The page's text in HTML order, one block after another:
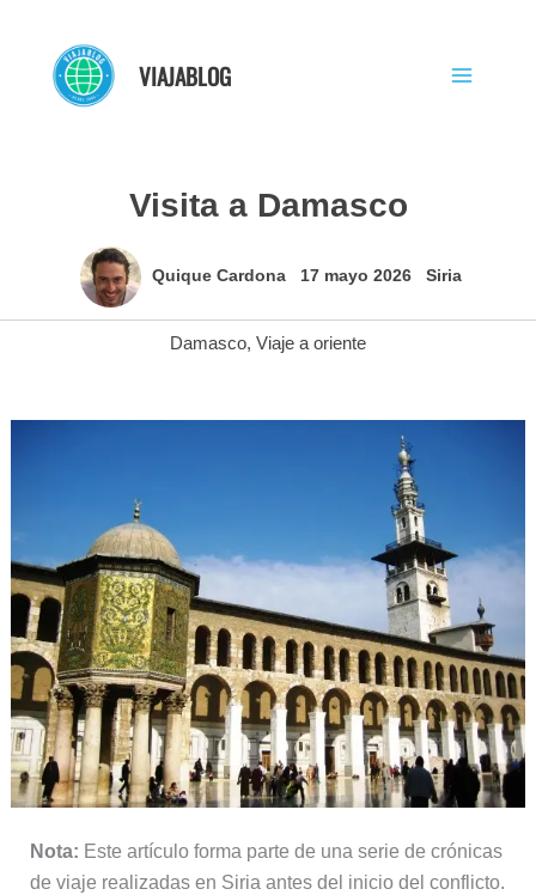
contenido
VIAJABLOG
Visita a Damasco
Quique Cardona 17 mayo 2026 Siria
Damasco, Viaje a oriente
Nota: Este artículo forma parte de una serie de crónicas
de viaje realizadas en Siria antes del inicio del conflicto.